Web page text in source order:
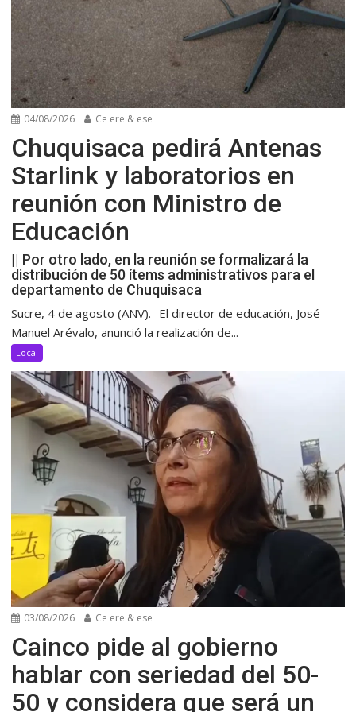
04/08/2026 Ce ere & ese
Chuquisaca pedirá Antenas
Starlink y laboratorios en
reunión con Ministro de
Educación
|| Por otro lado, en la reunión se formalizará la
distribución de 50 ítems administrativos para el
departamento de Chuquisaca
Sucre, 4 de agosto (ANV).- El director de educación, José
Manuel Arévalo, anunció la realización de...
Local
03/08/2026 Ce ere & ese
Cainco pide al gobierno
hablar con seriedad del 50-
50 y considera que será un